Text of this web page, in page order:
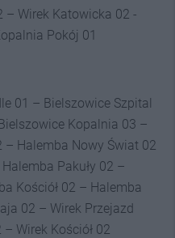
– Wirek Katowicka 02 -
Pokój 01
01 – Bielszowice Szpital
Kopalnia 03 –
– Halemba Nowy Świat 02
Pakuły 02 –
Kościół 02 – Halemba
02 – Wirek Przejazd
Wirek Kościół 02